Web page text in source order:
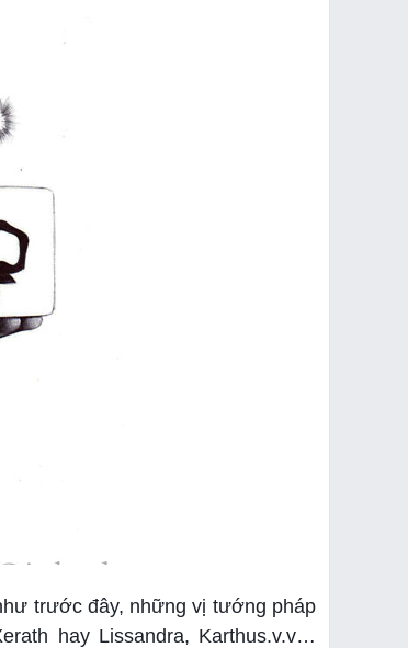
trước đây, những vị tướng pháp
hay Lissandra, Karthus.v.v…